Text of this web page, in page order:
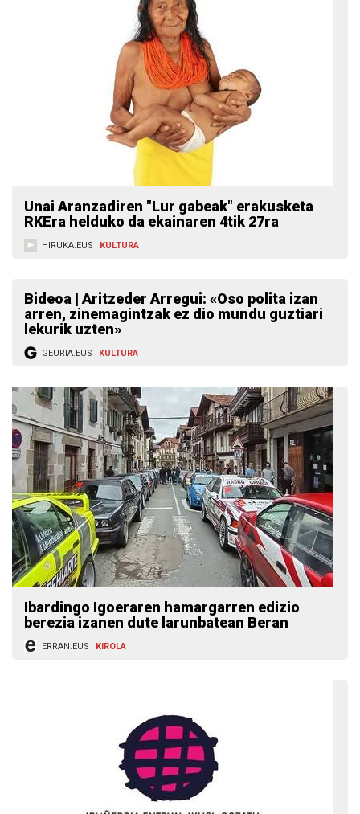
Unai Aranzadiren "Lur gabeak" erakusketa
RKEra helduko da ekainaren 4tik 27ra
HIRUKA.EUS KULTURA
Bideoa | Aritzeder Arregui: «Oso polita izan
arren, zinemagintzak ez dio mundu guztiari
lekurik uzten»
GEURIA.EUS KULTURA
Ibardingo Igoeraren hamargarren edizio
berezia izanen dute larunbatean Beran
ERRAN.EUS KIROLA